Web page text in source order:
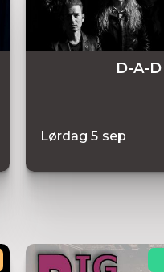
D-A-D
Lørdag 5 sep